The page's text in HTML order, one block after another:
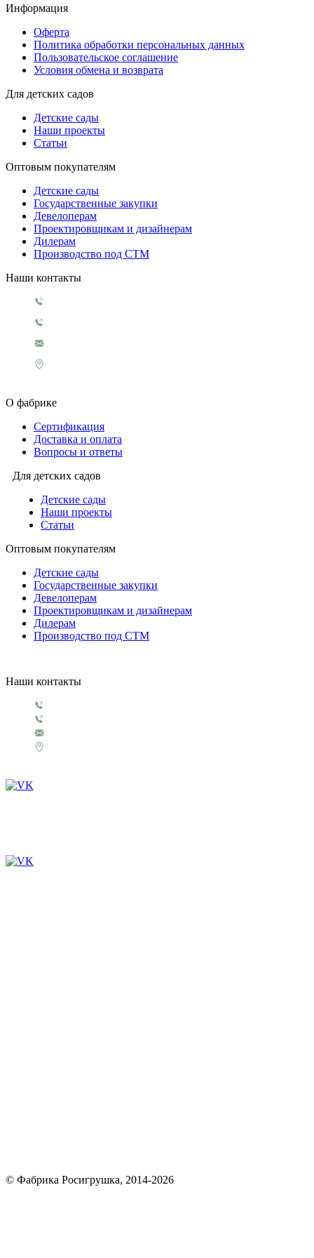
Информация
Оферта
Политика обработки персональных данных
Пользовательское соглашение
Условия обмена и возврата
Для детских садов
Детские сады
Наши проекты
Статьи
Оптовым покупателям
Детские сады
Государственные закупки
Девелоперам
Проектировщикам и дизайнерам
Дилерам
Производство под СТМ
Наши контакты
О фабрике
Сертификация
Доставка и оплата
Вопросы и ответы
Для детских садов
Детские сады
Наши проекты
Статьи
Оптовым покупателям
Детские сады
Государственные закупки
Девелоперам
Проектировщикам и дизайнерам
Дилерам
Производство под СТМ
Наши контакты
© Фабрика Росигрушка, 2014-2026